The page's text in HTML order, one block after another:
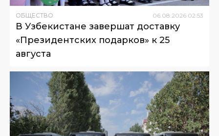
ОБЩЕСТВО 06 08 2026 02:53
В Узбекистане завершат доставку
«Президентских подарков» к 25
августа